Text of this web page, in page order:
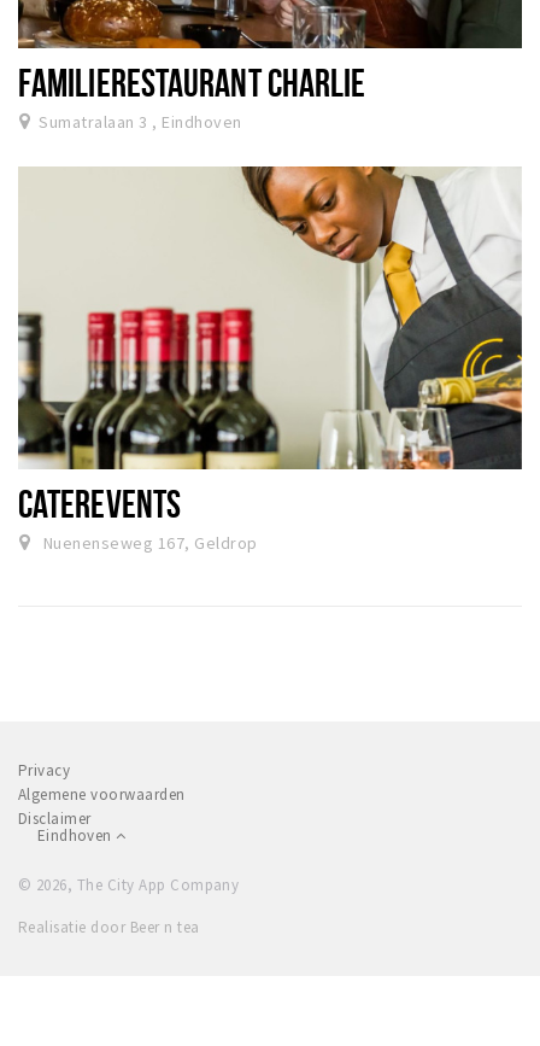
FAMILIERESTAURANT CHARLIE
Sumatralaan 3 , Eindhoven
CATEREVENTS
Nuenenseweg 167, Geldrop
Privacy
Algemene voorwaarden
Disclaimer
Eindhoven
© 2026, The City App Company
Realisatie door Beer n tea